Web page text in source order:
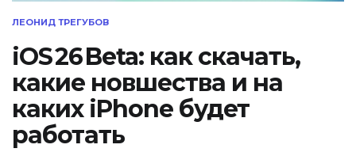
ЛЕОНИД ТРЕГУБОВ
iOS 26 Beta: как скачать,
какие новшества и на
каких iPhone будет
работать